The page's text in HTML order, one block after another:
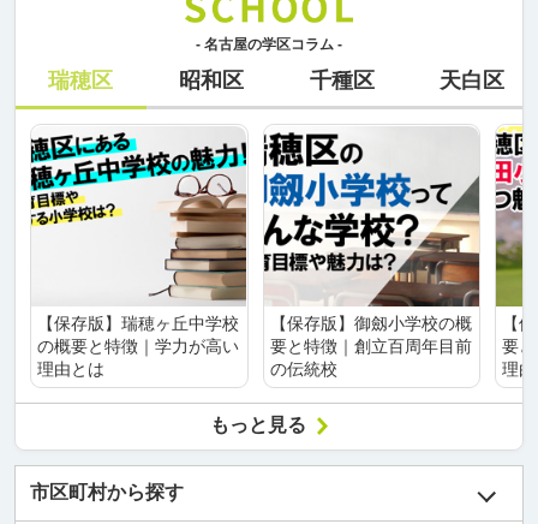
- 名古屋の学区コラム -
瑞穂区 昭和区 千種区 天白区
【保存版】瑞穂ヶ丘中学校
の概要と特徴｜学力が高い
理由とは
【保存版】御劔小学校の概
要と特徴｜創立百周年目前
の伝統校
【
要
理
もっと見る
市区町村から探す